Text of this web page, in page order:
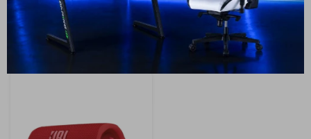
GARANTÍA: 5 DÍAS
ENVÍO A TODO EL PAÍS
ENVÍO A TODO EL PAÍS